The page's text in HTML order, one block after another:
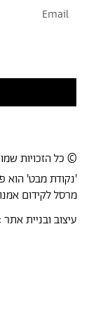
© כל הזכויות
'נקודת מבט' הוא
מרסל לקידום
עיצוב ובניית אתר :